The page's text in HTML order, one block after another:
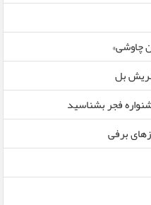
چاوشی»
بل
فجر بشناسید
برفی